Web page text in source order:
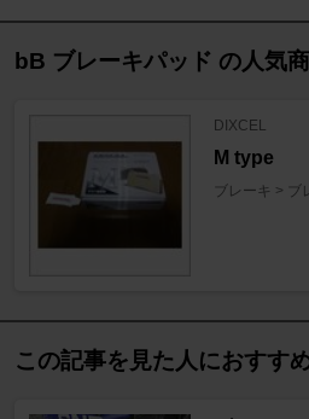
bB ブレーキパッド の人気
DIXCEL
M type
ブレーキ > ブ
この記事を見た人におすす